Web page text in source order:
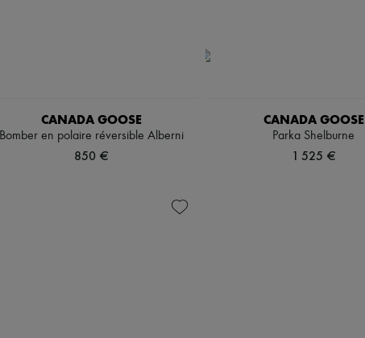
CANADA GOOSE
Bomber en polaire réversible Alberni
850 €
CANADA GOOSE
Parka Shelburne
1 525 €